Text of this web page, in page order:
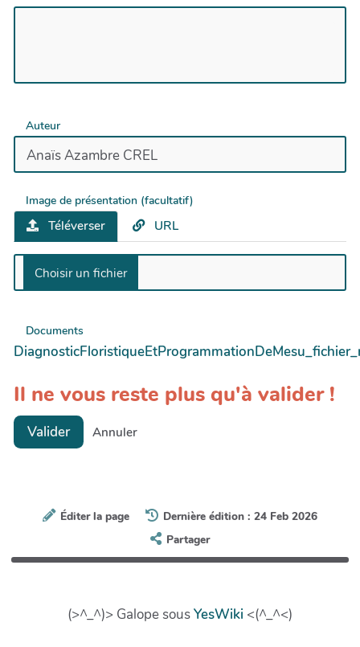
Auteur
Image de présentation (facultatif)
Téléverser URL
Documents
Il ne vous reste plus qu'à valider !
Valider Annuler
Éditer la page
Dernière édition : 24 Feb 2026
Partager
(>^_^)> Galope sousYesWiki <(^_^<)